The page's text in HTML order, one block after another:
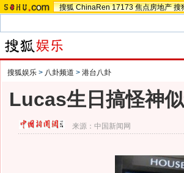
搜狐 ChinaRen 17173 焦点房地产 搜
搜狐娱乐 > 八卦频道 > 港台八卦
Lucas生日搞怪神
来源： 中国新闻网